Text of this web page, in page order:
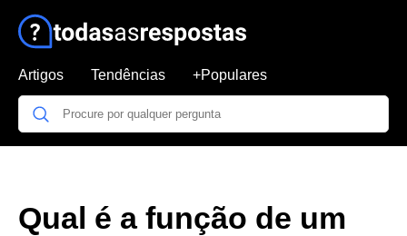
Artigos Tendências +Populares
Qual é a função de um